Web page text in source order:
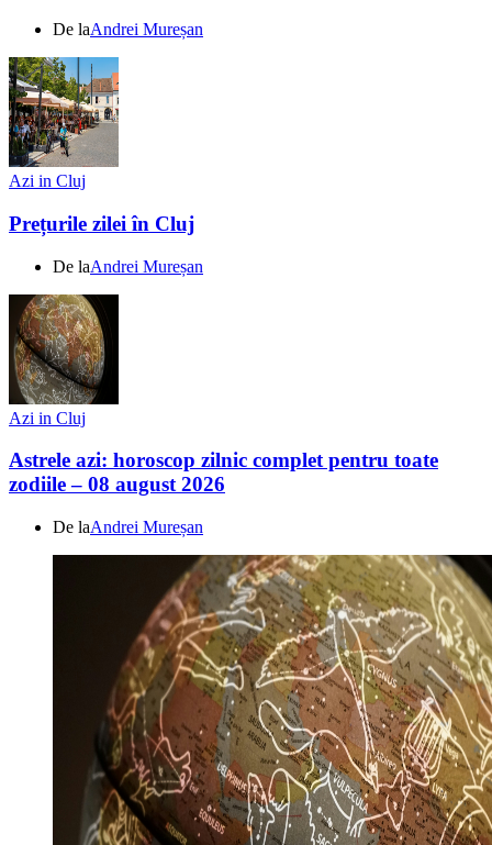
De laAndrei Mureșan
Azi in Cluj
Prețurile zilei în Cluj
De laAndrei Mureșan
Azi in Cluj
Astrele azi: horoscop zilnic complet pentru toate
zodiile – 08 august 2026
De laAndrei Mureșan